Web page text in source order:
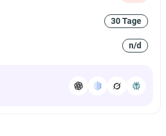
30 Tage
n/d